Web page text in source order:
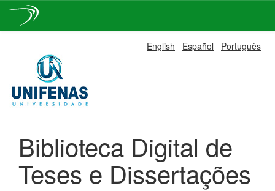
navigation
English Español Português
Biblioteca Digital de
Teses e Dissertações